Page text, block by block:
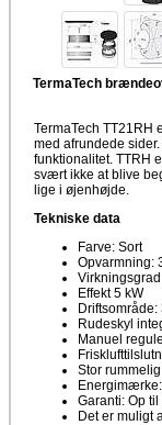
TermaTech
TermaTech TT21RH
med afrundede
funktionalitet. TTRH
svært ikke at blive
lige i øjenhøjde.
Tekniske data
Farve: Sort
Opvarmning:
Effekt 5 kW
Driftsområde:
Rudeskyl
Manuel
Stor
Garanti: Op til
Det er muligt